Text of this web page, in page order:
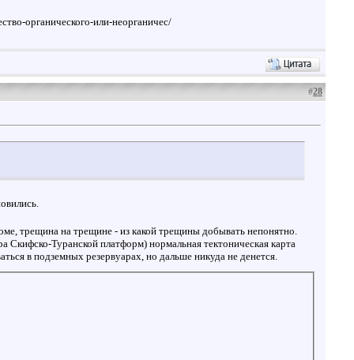
органического-или-неорганичес/
#28
трещина на трещине - из какой трещины добывать непонятно.
Туранской платформ) нормальная тектоническая карта
в подземных резервуарах, но дальше никуда не денется.